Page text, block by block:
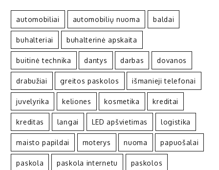
automobiliai automobilių nuoma baldai
buhalteriai buhalterinė apskaita
buitinė technika dantys darbas dovanos
drabužiai greitos paskolos išmanieji telefonai
juvelyrika keliones kosmetika kreditai
kreditas langai LED apšvietimas logistika
maisto papildai moterys nuoma papuošalai
paskola paskola internetu paskolos